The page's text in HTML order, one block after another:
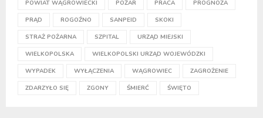
POWIAT WĄGROWIECKI POŻAR PRACA PROGNOZA
PRĄD ROGOŹNO SANPEID SKOKI
STRAŻ POŻARNA SZPITAL URZĄD MIEJSKI
WIELKOPOLSKA WIELKOPOLSKI URZĄD WOJEWÓDZKI
WYPADEK WYŁĄCZENIA WĄGROWIEC ZAGROŻENIE
ZDARZYŁO SIĘ ZGONY ŚMIERĆ ŚWIĘTO